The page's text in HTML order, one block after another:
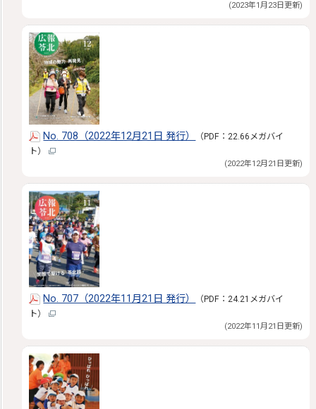
(2023年1月23日更新)
No. 708（2022年12月21日 発行）
（PDF：22.66メガバイ
ト）
(2022年12月21日更新)
No. 707（2022年11月21日 発行）
（PDF：24.21メガバイ
ト）
(2022年11月21日更新)